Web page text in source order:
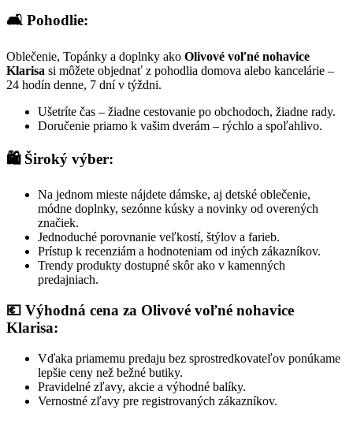
🛋️ Pohodlie:
Oblečenie, Topánky a doplnky ako Olivové voľné nohavice
Klarisa si môžete objednať z pohodlia domova alebo kancelárie –
24 hodín denne, 7 dní v týždni.
Ušetríte čas – žiadne cestovanie po obchodoch, žiadne rady.
Doručenie priamo k vašim dverám – rýchlo a spoľahlivo.
🛍️ Široký výber:
Na jednom mieste nájdete dámske, aj detské oblečenie,
módne doplnky, sezónne kúsky a novinky od overených
značiek.
Jednoduché porovnanie veľkostí, štýlov a farieb.
Prístup k recenziám a hodnoteniam od iných zákazníkov.
Trendy produkty dostupné skôr ako v kamenných
predajniach.
💶 Výhodná cena za Olivové voľné nohavice
Klarisa:
Vďaka priamemu predaju bez sprostredkovateľov ponúkame
lepšie ceny než bežné butiky.
Pravidelné zľavy, akcie a výhodné balíky.
Vernostné zľavy pre registrovaných zákazníkov.